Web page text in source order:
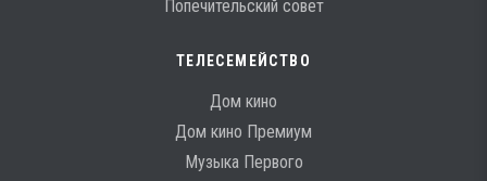
Попечительский совет
ТЕЛЕСЕМЕЙСТВО
Дом кино
Дом кино Премиум
Музыка Первого